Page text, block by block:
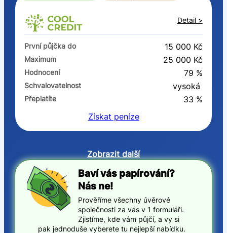
Detail >
První půjčka do 15 000 Kč
Maximum 25 000 Kč
Hodnocení 79 %
Schvalovatelnost vysoká
Přeplatíte
33 %
Získat peníze
Zobrazit další
Baví vás papírování?
Nás ne!
Prověříme všechny úvěrové
společnosti za vás v 1 formuláři.
Zjistíme, kde vám půjčí, a vy si
pak jednoduše vyberete tu nejlepší nabídku.